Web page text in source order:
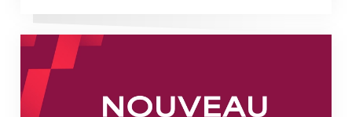
Nouveaux horaires du secrétariat dès le 1er août